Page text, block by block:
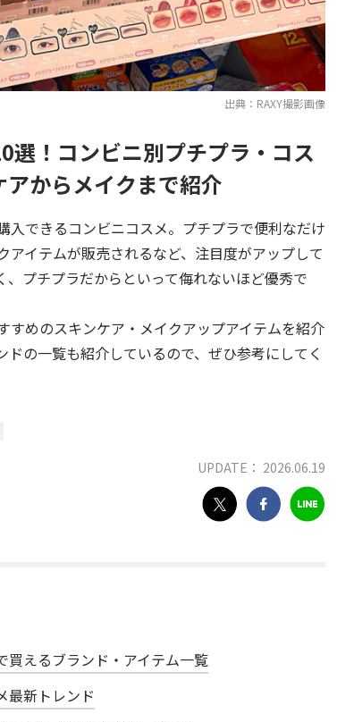
出典：RAXY撮影画像
選！コンビニ別プチプラ・コス
からメイクまで紹介
入できるコンビニコスメ。プチプラで便利なだけ
イテムが販売されるなど、注目度がアップして
プチプラだからといって侮れないほど優秀で
すめのスキンケア・メイクアップアイテムを紹介
の一覧も紹介しているので、ぜひ参考にしてく
UPDATE： 2026.06.19
買えるブランド・アイテム一覧
最新トレンド